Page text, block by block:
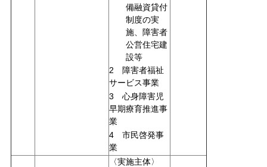
備融資貸付
制度の実
施、障害者
公営住宅建
設等
2 障害者福祉
サービス事業
3 心身障害児
早期療育推進事
業
4 市民啓発事
業
〈実施主体〉